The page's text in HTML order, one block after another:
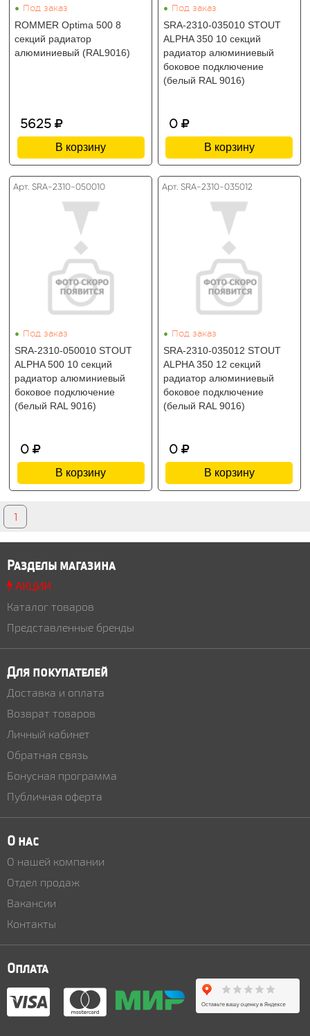
• Под заказ
ROMMER Optima 500 8
секций радиатор
алюминиевый (RAL9016)
5625
В корзину
• Под заказ
SRA-2310-035010 STOUT
ALPHA 350 10 секций
радиатор алюминиевый
боковое подключение
(белый RAL 9016)
0
В корзину
Арт. SRA-2310-050010
• Под заказ
SRA-2310-050010 STOUT
ALPHA 500 10 секций
радиатор алюминиевый
боковое подключение
(белый RAL 9016)
0
В корзину
Арт. SRA-2310-035012
• Под заказ
SRA-2310-035012 STOUT
ALPHA 350 12 секций
радиатор алюминиевый
боковое подключение
(белый RAL 9016)
0
В корзину
1
Разделы магазина
АКЦИИ
Каталог товаров
Представленные бренды
Для покупателей
Доставка и оплата
Возврат товаров
Личный кабинет
Обратная связь
Бонусная программа
Публичная оферта
О нас
О нашей компании
Отдел продаж
Вакансии
Контакты
Оплата